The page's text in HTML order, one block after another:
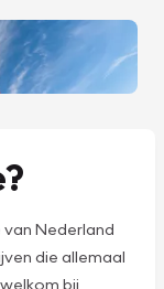
Nederland
die allemaal
bij